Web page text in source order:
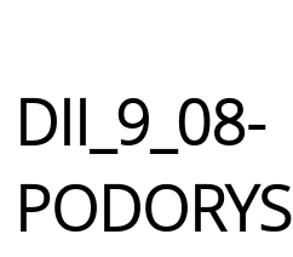
DII_9_08-
PODORYS